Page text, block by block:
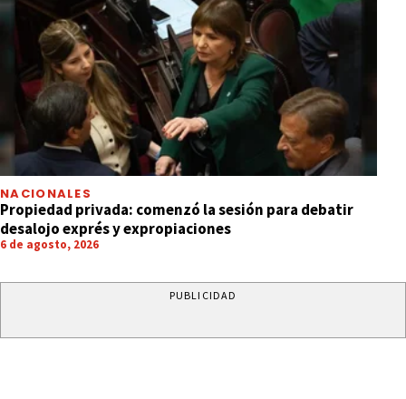
NACIONALES
Propiedad privada: comenzó la sesión para debatir
desalojo exprés y expropiaciones
6 de agosto, 2026
PUBLICIDAD